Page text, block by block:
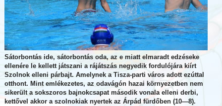
Sátorbontás ide, sátorbontás oda, az e miatt elmaradt edzéseke
ellenére le kellett játszani a rájátszás negyedik fordulójára kiírt
Szolnok elleni párbajt. Amelynek a Tisza-parti város adott ezúttal
otthont. Mint emlékezetes, az odavágón hazai környezetben nem
sikerült a sokszoros bajnokcsapat második vonala elleni derbi,
kettővel akkor a szolnokiak nyertek az Árpád fürdőben (10—8).